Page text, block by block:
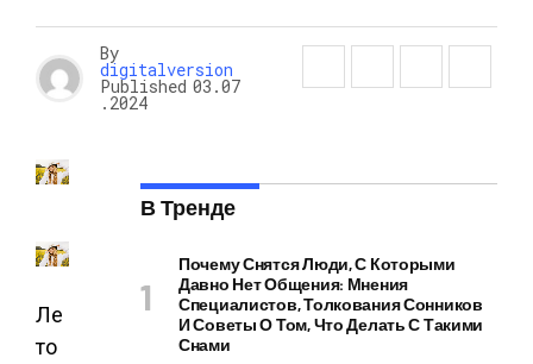
By
digitalversion
Published 03.07
.2024
Ле
то
В Тренде
Почему Снятся Люди, С Которыми
Давно Нет Общения: Мнения
Специалистов, Толкования Сонников
И Советы О Том, Что Делать С Такими
Снами